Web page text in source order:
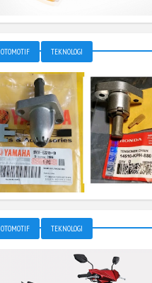
OTOMOTIF TEKNOLOGI
OTOMOTIF TEKNOLOGI